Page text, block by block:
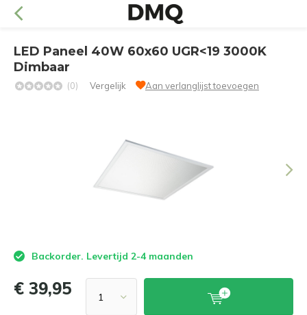
LED Paneel 40W 60x60 UGR<19 3000K
Dimbaar
(0) Vergelijk Aan verlanglijst toevoegen
Backorder. Levertijd 2-4 maanden
€ 39,95